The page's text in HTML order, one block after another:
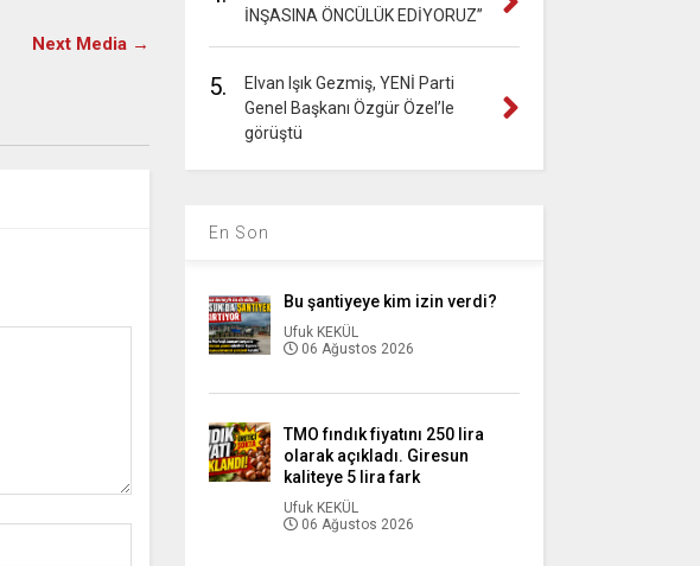
Next Media →
İNŞASINA ÖNCÜLÜK EDİYORUZ”
5.
Elvan Işık Gezmiş, YENİ Parti
Genel Başkanı Özgür Özel’le
görüştü
En Son
Bu şantiyeye kim izin verdi?
Ufuk KEKÜL
06 Ağustos 2026
TMO fındık fiyatını 250 lira
olarak açıkladı. Giresun
kaliteye 5 lira fark
Ufuk KEKÜL
06 Ağustos 2026